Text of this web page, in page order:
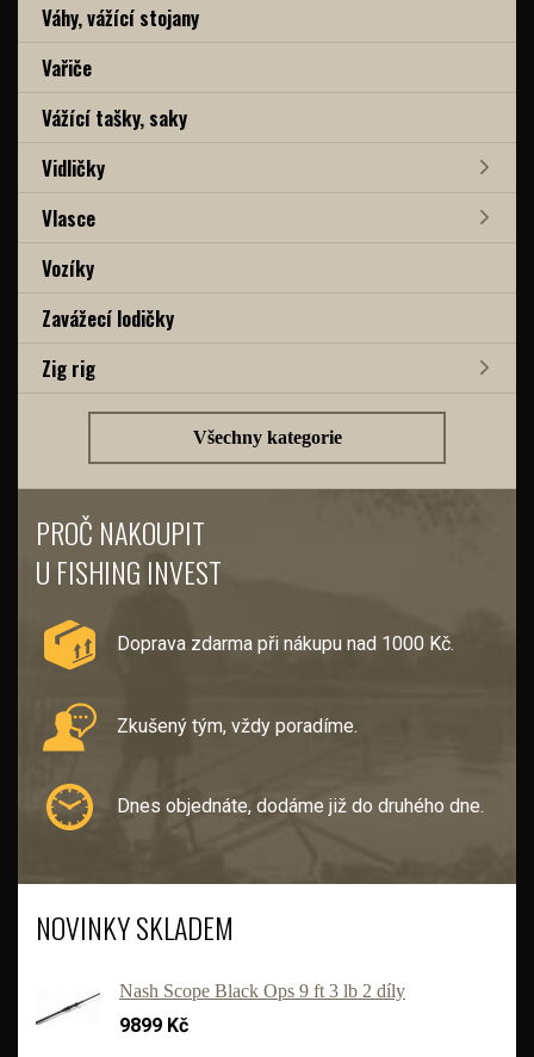
Váhy, vážící stojany
Vařiče
Vážící tašky, saky
Vidličky
Vlasce
Vozíky
Zavážecí lodičky
Zig rig
Všechny kategorie
PROČ NAKOUPIT
U FISHING INVEST
Doprava zdarma při nákupu nad 1000 Kč.
Zkušený tým, vždy poradíme.
Dnes objednáte, dodáme již do druhého dne.
NOVINKY SKLADEM
Nash Scope Black Ops 9 ft 3 lb 2 díly
9899 Kč